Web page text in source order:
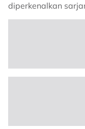
diperkenalkan